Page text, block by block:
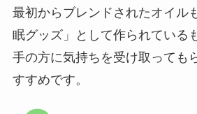
最初からブレンドされたオイル
眠グッズ」として作られている
手の方に気持ちを受け取っても
すすめです。